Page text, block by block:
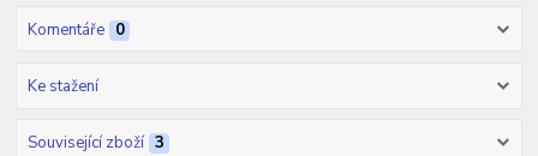
Komentáře 0
Ke stažení
Související zboží 3